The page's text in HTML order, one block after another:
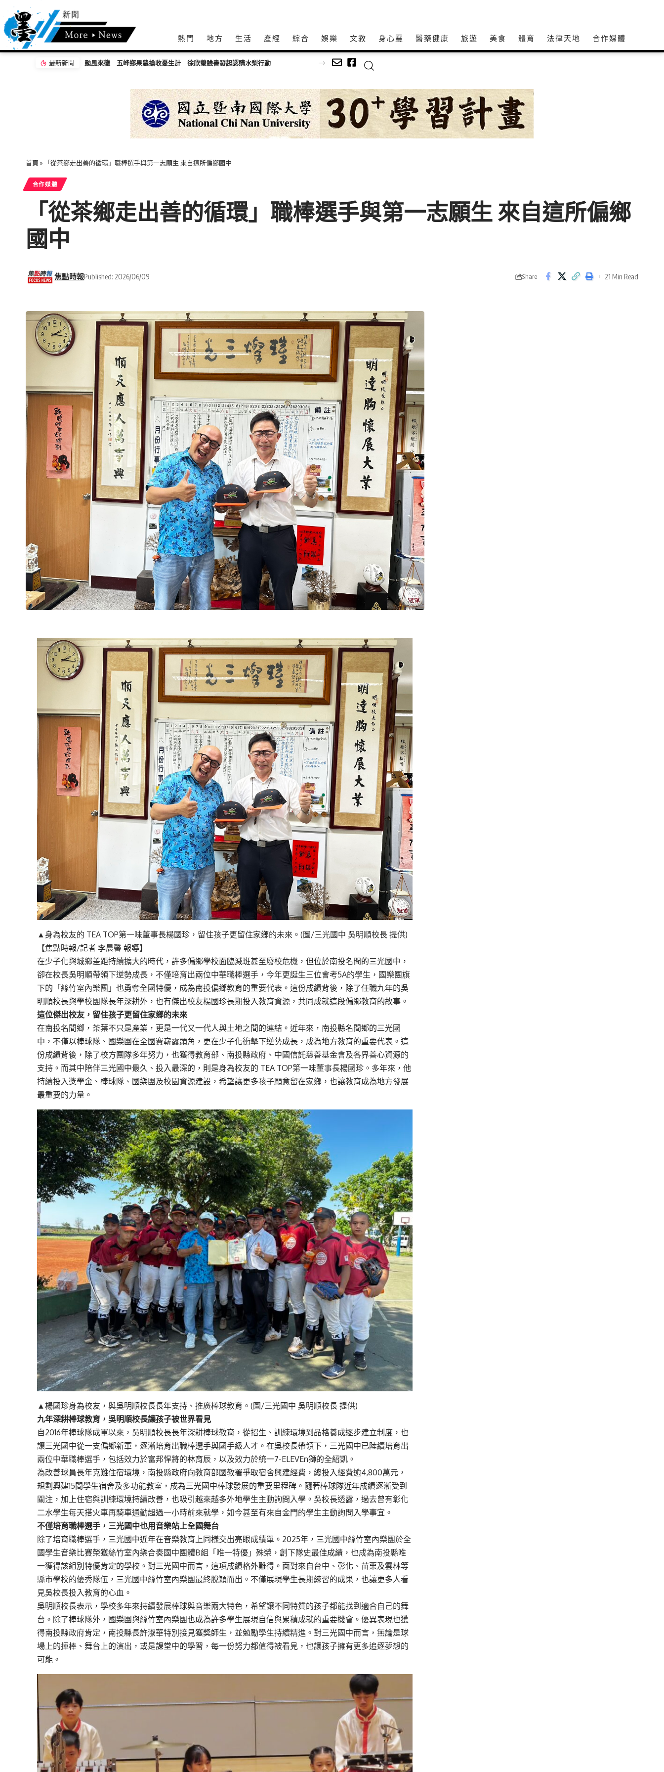
熱門 地方 生活 產經 綜合 娛樂 文教 身心𩆜 醫藥健康 旅遊 美食 體育 法律天地 合作媒體
最新新聞
首頁 » 「從茶鄉走出善的循環」職棒選手與第一志願生 來自這所偏鄉國中
合作媒體
「從茶鄉走出善的循環」職棒選手與第一志願生 來自這所偏鄉
國中
焦點時報Published: 2026/06/09 Share 21 Min Read
▲身為校友的 TEA TOP第一味董事長楊國珍，留住孩子更留住家鄉的未來。(圖/三光國中 吳明順校長 提供)
【焦點時報/記者 李晨馨 報導】
在少子化與城鄉差距持續擴大的時代，許多偏鄉學校面臨減班甚至廢校危機，但位於南投名間的三光國中，
卻在校長吳明順帶領下逆勢成長，不僅培育出兩位中華職棒選手，今年更誕生三位會考5A的學生，國樂團旗
下的「絲竹室內樂團」也勇奪全國特優，成為南投偏鄉教育的重要代表。這份成績背後，除了任職九年的吳
明順校長與學校團隊長年深耕外，也有傑出校友楊國珍長期投入教育資源，共同成就這段偏鄉教育的故事。
這位傑出校友，留住孩子更留住家鄉的未來
在南投名間鄉，茶葉不只是產業，更是一代又一代人與土地之間的連結。近年來，南投縣名間鄉的三光國
中，不僅以棒球隊、國樂團在全國賽嶄露頭角，更在少子化衝擊下逆勢成長，成為地方教育的重要代表。這
份成績背後，除了校方團隊多年努力，也獲得教育部、南投縣政府、中國信託慈善基金會及各界善心資源的
支持。而其中陪伴三光國中最久、投入最深的，則是身為校友的 TEA TOP第一味董事長楊國珍。多年來，他
持續投入獎學金、棒球隊、國樂團及校園資源建設，希望讓更多孩子願意留在家鄉，也讓教育成為地方發展
最重要的力量。
▲楊國珍身為校友，與吳明順校長長年支持、推廣棒球教育。(圖/三光國中 吳明順校長 提供)
九年深耕棒球教育，吳明順校長讓孩子被世界看見
自2016年棒球隊成軍以來，吳明順校長長年深耕棒球教育，從招生、訓練環境到品格養成逐步建立制度，也
讓三光國中從一支偏鄉新軍，逐漸培育出職棒選手與國手級人才。在吳校長帶領下，三光國中已陸續培育出
兩位中華職棒選手，包括效力於富邦悍將的林育辰，以及效力於統一7-ELEVEn獅的全紹凱。
為改善球員長年克難住宿環境，南投縣政府向教育部國教署爭取宿舍興建經費，總投入經費逾4,800萬元，
規劃興建15間學生宿舍及多功能教室，成為三光國中棒球發展的重要里程碑。隨著棒球隊近年成績逐漸受到
關注，加上住宿與訓練環境持續改善，也吸引越來越多外地學生主動詢問入學。吳校長透露，過去曾有彰化
二水學生每天搭火車再騎車通勤超過一小時前來就學，如今甚至有來自金門的學生主動詢問入學事宜。
不僅培育職棒選手，三光國中也用音樂站上全國舞台
除了培育職棒選手，三光國中近年在音樂教育上同樣交出亮眼成績單。2025年，三光國中絲竹室內樂團於全
國學生音樂比賽榮獲絲竹室內樂合奏國中團體B組「唯一特優」殊榮，創下隊史最佳成績，也成為南投縣唯
一獲得該組別特優肯定的學校。對三光國中而言，這項成績格外難得。面對來自台中、彰化、苗栗及雲林等
縣市學校的優秀隊伍，三光國中絲竹室內樂團最終脫穎而出。不僅展現學生長期練習的成果，也讓更多人看
見吳校長投入教育的心血。
吳明順校長表示，學校多年來持續發展棒球與音樂兩大特色，希望讓不同特質的孩子都能找到適合自己的舞
台。除了棒球隊外，國樂團與絲竹室內樂團也成為許多學生展現自信與累積成就的重要機會。優異表現也獲
得南投縣政府肯定，南投縣長許淑華特別接見獲獎師生，並勉勵學生持續精進。對三光國中而言，無論是球
場上的揮棒、舞台上的演出，或是課堂中的學習，每一份努力都值得被看見，也讓孩子擁有更多追逐夢想的
可能。